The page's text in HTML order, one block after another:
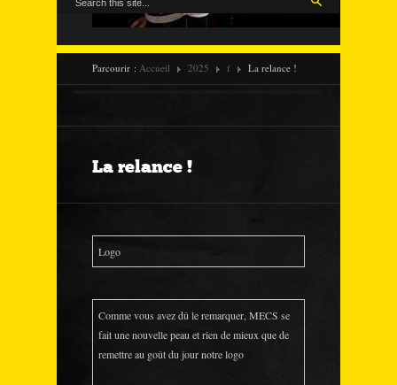
Parcourir : Accueil 2025 f La relance !
La relance !
Logo
Comme vous avez dû le remarquer, MECS se
fait une nouvelle peau et rien de mieux que de
remettre au goût du jour notre logo